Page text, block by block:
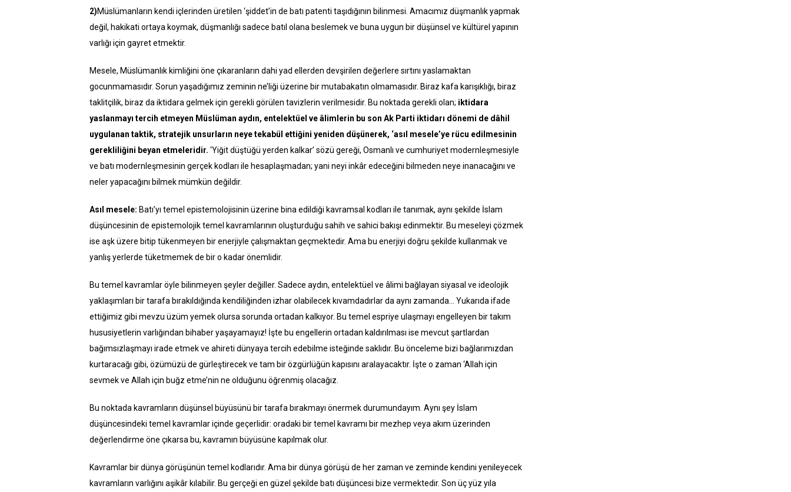
2)Müslümanların kendi içlerinden üretilen ‘şiddet’in de batı patenti taşıdığının bilinmesi. Amacımız düşmanlık yapmak
değil, hakikati ortaya koymak, düşmanlığı sadece batıl olana beslemek ve buna uygun bir düşünsel ve kültürel yapının
varlığı için gayret etmektir.
Mesele, Müslümanlık kimliğini öne çıkaranların dahi yad ellerden devşirilen değerlere sırtını yaslamaktan
gocunmamasıdır. Sorun yaşadığımız zeminin ne’liği üzerine bir mutabakatın olmamasıdır. Biraz kafa karışıklığı, biraz
taklitçilik, biraz da iktidara gelmek için gerekli görülen tavizlerin verilmesidir. Bu noktada gerekli olan; iktidara
yaslanmayı tercih etmeyen Müslüman aydın, entelektüel ve âlimlerin bu son Ak Parti iktidarı dönemi de dâhil
uygulanan taktik, stratejik unsurların neye tekabül ettiğini yeniden düşünerek, ‘asıl mesele’ye rücu edilmesinin
gerekliliğini beyan etmeleridir. ‘Yiğit düştüğü yerden kalkar’ sözü gereği, Osmanlı ve cumhuriyet modernleşmesiyle
ve batı modernleşmesinin gerçek kodları ile hesaplaşmadan; yani neyi inkâr edeceğini bilmeden neye inanacağını ve
neler yapacağını bilmek mümkün değildir.
Asıl mesele: Batı’yı temel epistemolojisinin üzerine bina edildiği kavramsal kodları ile tanımak, aynı şekilde İslam
düşüncesinin de epistemolojik temel kavramlarının oluşturduğu sahih ve sahici bakışı edinmektir. Bu meseleyi çözmek
ise aşk üzere bitip tükenmeyen bir enerjiyle çalışmaktan geçmektedir. Ama bu enerjiyi doğru şekilde kullanmak ve
yanlış yerlerde tüketmemek de bir o kadar önemlidir.
Bu temel kavramlar öyle bilinmeyen şeyler değiller. Sadece aydın, entelektüel ve âlimi bağlayan siyasal ve ideolojik
yaklaşımları bir tarafa bırakıldığında kendiliğinden izhar olabilecek kıvamdadırlar da aynı zamanda… Yukarıda ifade
ettiğimiz gibi mevzu üzüm yemek olursa sorunda ortadan kalkıyor. Bu temel espriye ulaşmayı engelleyen bir takım
hususiyetlerin varlığından bihaber yaşayamayız! İşte bu engellerin ortadan kaldırılması ise mevcut şartlardan
bağımsızlaşmayı irade etmek ve ahireti dünyaya tercih edebilme isteğinde saklıdır. Bu önceleme bizi bağlarımızdan
kurtaracağı gibi, özümüzü de gürleştirecek ve tam bir özgürlüğün kapısını aralayacaktır. İşte o zaman ‘Allah için
sevmek ve Allah için buğz etme’nin ne olduğunu öğrenmiş olacağız.
Bu noktada kavramların düşünsel büyüsünü bir tarafa bırakmayı önermek durumundayım. Aynı şey İslam
düşüncesindeki temel kavramlar içinde geçerlidir: oradaki bir temel kavramı bir mezhep veya akım üzerinden
değerlendirme öne çıkarsa bu, kavramın büyüsüne kapılmak olur.
Kavramlar bir dünya görüşünün temel kodlarıdır. Ama bir dünya görüşü de her zaman ve zeminde kendini yenileyecek
kavramların varlığını aşikâr kılabilir. Bu gerçeği en güzel şekilde batı düşüncesi bize vermektedir. Son üç yüz yıla